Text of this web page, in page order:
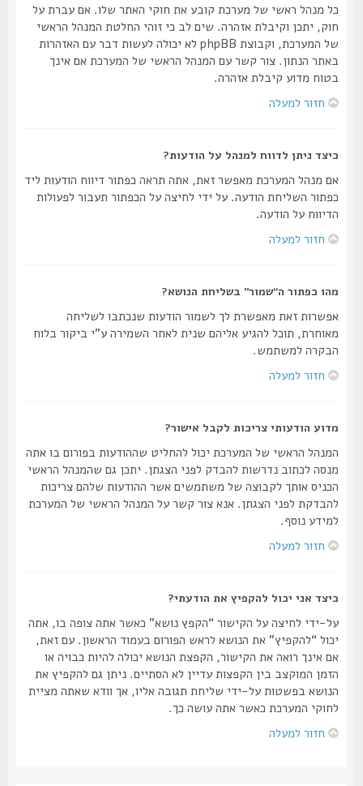
כל מנהל ראשי של מערכת קובע את חוקי האתר שלו. אם עברת על
חוק, יתכן וקיבלת אזהרה. שים לב כי זוהי החלטת המנהל הראשי
של המערכת, וקבוצת phpBB לא יכולה לעשות דבר עם האזהרות
באתר הנתון. צור קשר עם המנהל הראשי של המערכת אם אינך
בטוח מדוע קיבלת אזהרה.
חזור למעלה
כיצד ניתן לדווח למנהל על הודעות?
אם מנהל המערכת מאפשר זאת, אתה תראה כפתור דיווח הודעות ליד
כפתור השליחת הודעה. על ידי לחיצה על הכפתור תעבור לפעולות
הדיווח על הודעה.
חזור למעלה
מהו כפתור ה“שמור” בשליחת הנושא?
אפשרות זאת מאפשרת לך לשמור הודעות שנכתבו לשליחה
מאוחרת, תוכל להגיע אליהם שנית לאחר השמירה ע"י ביקור בלוח
הבקרה למשתמש.
חזור למעלה
מדוע הודעותי צריכות לקבל אישור?
המנהל הראשי של המערכת יכול להחליט שההודעות בפורום בו אתה
מנסה לכתוב נדרשות להבדק לפני הצגתן. יתכן גם שהמנהל הראשי
הכניס אותך לקבוצה של משתמשים אשר ההודעות שלהם צריכות
להבדקת לפני הצגתן. אנא צור קשר על המנהל הראשי של המערכת
למידע נוסף.
חזור למעלה
כיצד אני יכול להקפיץ את הודעתי?
על-ידי לחיצה על הקישור “הקפץ נושא” כאשר אתה צופה בו, אתה
יכול “להקפיץ” את הנושא לראש הפורום בעמוד הראשון. עם זאת,
אם אינך רואה את הקישור, הקפצת הנושא יכולה להיות כבויה או
הזמן המוקצב בין הקפצות עדיין לא הסתיים. ניתן גם להקפיץ את
הנושא בפשטות על-ידי שליחת תגובה אליו, אך וודא שאתה מציית
לחוקי המערכת כאשר אתה עושה כך.
חזור למעלה